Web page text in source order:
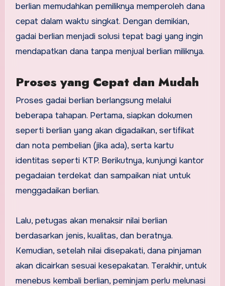
berlian memudahkan pemiliknya memperoleh dana
cepat dalam waktu singkat. Dengan demikian,
gadai berlian menjadi solusi tepat bagi yang ingin
mendapatkan dana tanpa menjual berlian miliknya.
Proses yang Cepat dan Mudah
Proses gadai berlian berlangsung melalui
beberapa tahapan. Pertama, siapkan dokumen
seperti berlian yang akan digadaikan, sertifikat
dan nota pembelian (jika ada), serta kartu
identitas seperti KTP. Berikutnya, kunjungi kantor
pegadaian terdekat dan sampaikan niat untuk
menggadaikan berlian.
Lalu, petugas akan menaksir nilai berlian
berdasarkan jenis, kualitas, dan beratnya.
Kemudian, setelah nilai disepakati, dana pinjaman
akan dicairkan sesuai kesepakatan. Terakhir, untuk
menebus kembali berlian, peminjam perlu melunasi